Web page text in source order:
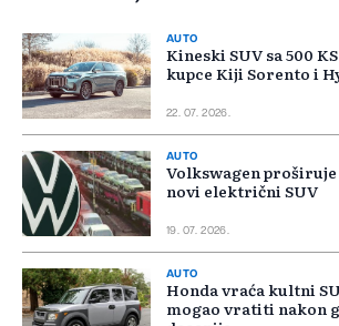
AUTO
Kineski SUV sa 500
kupce Kiji Sorento i
22. 07. 2026.
AUTO
Volkswagen proširuje
novi električni SUV
19. 07. 2026.
AUTO
Honda vraća kultni
mogao vratiti nakon